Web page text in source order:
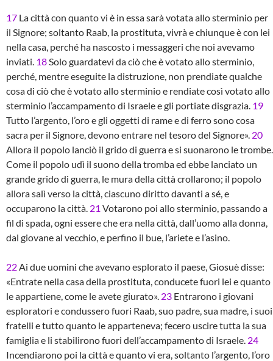
17 La città con quanto vi è in essa sarà votata allo sterminio per
il Signore; soltanto Raab, la prostituta, vivrà e chiunque è con lei
nella casa, perché ha nascosto i messaggeri che noi avevamo
inviati. 18Solo guardatevi da ciò che è votato allo sterminio,
perché, mentre eseguite la distruzione, non prendiate qualche
cosa di ciò che è votato allo sterminio e rendiate così votato allo
sterminio l’accampamento di Israele e gli portiate disgrazia. 19
Tutto l’argento, l’oro e gli oggetti di rame e di ferro sono cosa
sacra per il Signore, devono entrare nel tesoro del Signore». 20
Allora il popolo lanciò il grido di guerra e si suonarono le trombe.
Come il popolo udì il suono della tromba ed ebbe lanciato un
grande grido di guerra, le mura della città crollarono; il popolo
allora salì verso la città, ciascuno diritto davanti a sé, e
occuparono la città. 21 Votarono poi allo sterminio, passando a
fil di spada, ogni essere che era nella città, dall’uomo alla donna,
dal giovane al vecchio, e perfino il bue, l’ariete e l’asino.
22Ai due uomini che avevano esplorato il paese, Giosuè disse:
«Entrate nella casa della prostituta, conducete fuori lei e quanto
le appartiene, come le avete giurato». 23 Entrarono i giovani
esploratori e condussero fuori Raab, suo padre, sua madre, i suoi
fratelli e tutto quanto le apparteneva; fecero uscire tutta la sua
famiglia e li stabilirono fuori dell’accampamento di Israele. 24
Incendiarono poi la città e quanto vi era, soltanto l’argento, l’oro